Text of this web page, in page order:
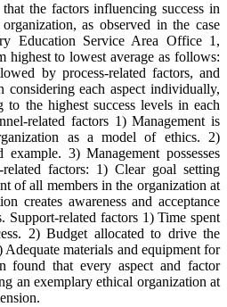
the factors influencing success in
as observed in the case
Education Service Area Office 1,
highest to lowest average as follows:
by process-related factors, and
considering each aspect individually,
the highest success levels in each
related factors 1) Management is
as a model of ethics. 2)
3) Management possesses
related factors: 1) Clear goal setting
of all members in the organization at
creates awareness and acceptance
Support-related factors 1) Time spent
2) Budget allocated to drive the
materials and equipment for
found that every aspect and factor
an exemplary ethical organization at